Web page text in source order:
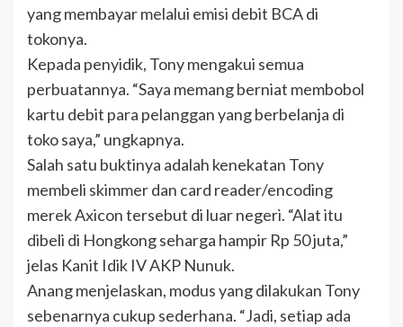
yang membayar melalui emisi debit BCA di
tokonya.
Kepada penyidik, Tony mengakui semua
perbuatannya. “Saya memang berniat membobol
kartu debit para pelanggan yang berbelanja di
toko saya,” ungkapnya.
Salah satu buktinya adalah kenekatan Tony
membeli skimmer dan card reader/encoding
merek Axicon tersebut di luar negeri. “Alat itu
dibeli di Hongkong seharga hampir Rp 50 juta,”
jelas Kanit Idik IV AKP Nunuk.
Anang menjelaskan, modus yang dilakukan Tony
sebenarnya cukup sederhana. “Jadi, setiap ada